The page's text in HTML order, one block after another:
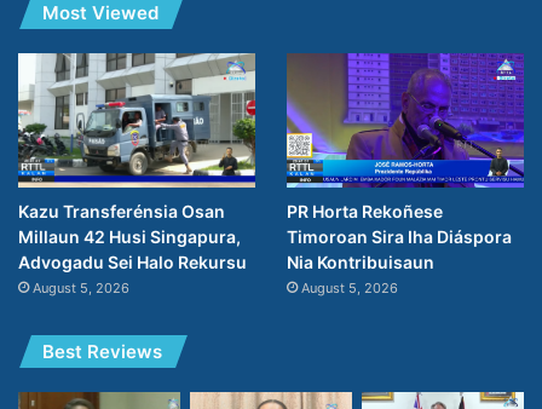
Most Viewed
Kazu Transferénsia Osan
Millaun 42 Husi Singapura,
Advogadu Sei Halo Rekursu
August 5, 2026
PR Horta Rekoñese
Timoroan Sira Iha Diáspora
Nia Kontribuisaun
August 5, 2026
Best Reviews